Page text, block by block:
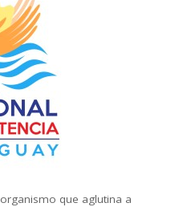
organismo que aglutina a